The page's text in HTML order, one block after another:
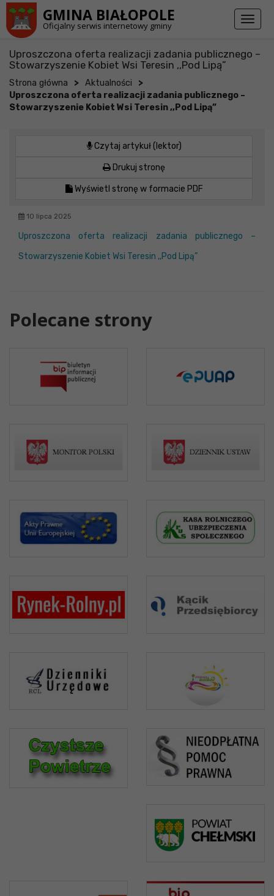
GMINA BIAŁOPOLE
Oficjalny serwis internetowy gminy
Toggle
Uproszczona oferta realizacji zadania publicznego –
Stowarzyszenie Kobiet Wsi Teresin ,,Pod Lipą”
Strona główna > Aktualności >
Uproszczona oferta realizacji zadania publicznego –
Stowarzyszenie Kobiet Wsi Teresin ,,Pod Lipą”
Czytaj artykuł (lektor)
Drukuj stronę
Wyświetl stronę w formacie PDF
10 lipca 2025
Uproszczona oferta realizacji zadania publicznego –
Stowarzyszenie Kobiet Wsi Teresin ,,Pod Lipą”
Polecane strony